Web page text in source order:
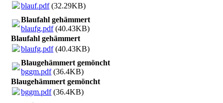
blauf.pdf(32.29KB)
Blaufahl gehämmert
blaufg.pdf(40.43KB)
Blaufahl gehämmert
blaufg.pdf(40.43KB)
Blaugehämmert gemöncht
bggm.pdf(36.4KB)
Blaugehämmert gemöncht
bggm.pdf(36.4KB)